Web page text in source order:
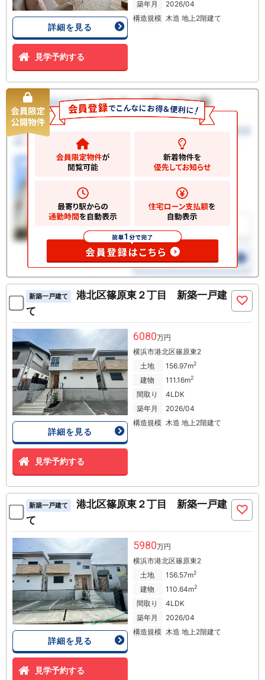
詳細を見る
見学予約する
築年月
2026/04
構造規模 木造 地上2階建て
新築一戸建て
港北区篠原東２丁目 新築一戸建
て
詳細を見る
見学予約する
6080万円
横浜市港北区篠原東2
土地
156.97m2
建物 111.16m2
間取り
4LDK
築年月
2026/04
構造規模 木造 地上2階建て
新築一戸建て
港北区篠原東２丁目 新築一戸建
て
詳細を見る
見学予約する
5980万円
横浜市港北区篠原東2
土地
156.57m2
建物 110.64m2
間取り
4LDK
築年月
2026/04
構造規模 木造 地上2階建て